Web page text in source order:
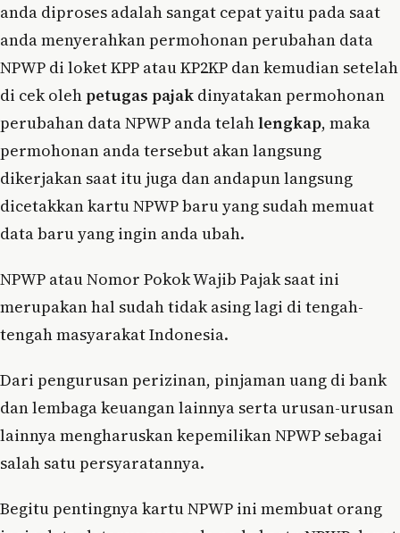
anda diproses adalah sangat cepat yaitu pada saat
anda menyerahkan permohonan perubahan data
NPWP di loket KPP atau KP2KP dan kemudian setelah
di cek olehpetugas pajak dinyatakan permohonan
perubahan data NPWP anda telahlengkap, maka
permohonan anda tersebut akan langsung
dikerjakan saat itu juga dan andapun langsung
dicetakkan kartu NPWP baru yang sudah memuat
data baru yang ingin anda ubah.
NPWP atau Nomor Pokok Wajib Pajak saat ini
merupakan hal sudah tidak asing lagi di tengah-
tengah masyarakat Indonesia.
Dari pengurusan perizinan, pinjaman uang di bank
dan lembaga keuangan lainnya serta urusan-urusan
lainnya mengharuskan kepemilikan NPWP sebagai
salah satu persyaratannya.
Begitu pentingnya kartu NPWP ini membuat orang